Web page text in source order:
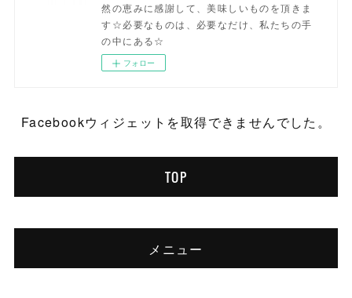
然の恵みに感謝して、美味しいものを頂きま
す☆必要なものは、必要なだけ、私たちの手
の中にある☆
フォロー
Facebookウィジェットを取得できませんでした。
TOP
メニュー